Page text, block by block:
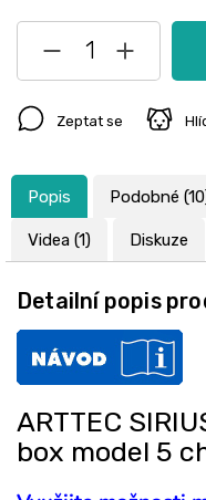
Zeptat se
Popis Podobné
Videa (1) Diskuze
Detailní popis
ARTTEC
box model 5